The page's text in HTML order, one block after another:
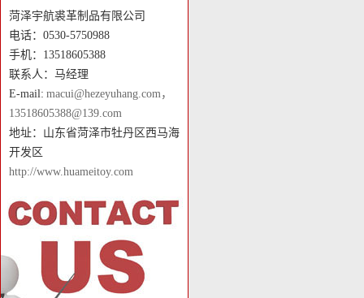
菏泽宇航裘革制品有限公司
电话：0530-5750988
手机：13518605388
联系人：马经理
E-mail: macui@hezeyuhang.com，
13518605388@139.com
地址：山东省菏泽市牡丹区西马海
开发区
http://www.huameitoy.com